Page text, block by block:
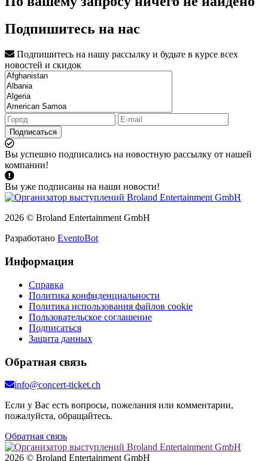
Подпишитесь на нас
Подпишитесь на нашу рассылку и будьте в курсе всех
новостей и скидок
Подписаться
Вы успешно подписались на новостную рассылку от нашей
компании!
Вы уже подписаны на наши новости!
2026 © Broland Entertainment GmbH
Разработано EventoBot
Информация
Справка
Политика конфиденциальности
Политика использования файлов cookie
Пользовательское соглашение
Подписаться
Защита данных
Обратная связь
info@concert-ticket.ch
Если у Вас есть вопросы, пожелания или комментарии,
пожалуйста, обращайтесь.
Обратная связь
2026 © Broland Entertainment GmbH